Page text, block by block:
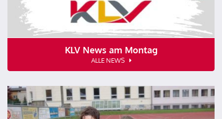
KLV News am Montag
ALLE NEWS